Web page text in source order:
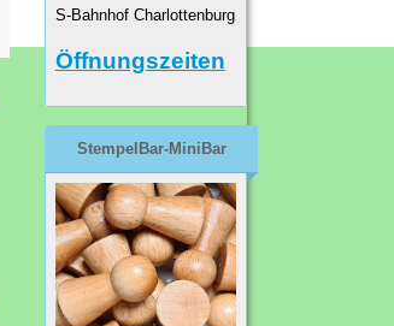
S-Bahnhof Charlottenburg
Öffnungszeiten
StempelBar-MiniBar